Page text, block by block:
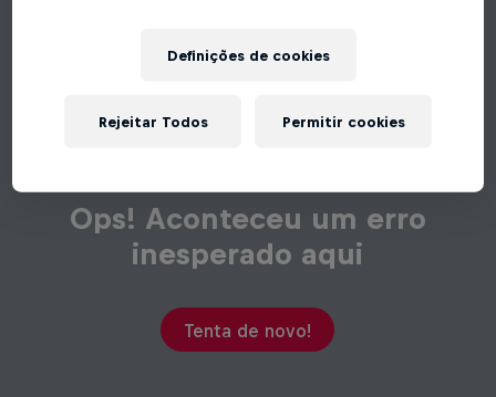
Ops! Aconteceu um erro
inesperado aqui
Tenta de novo!
Definições de cookies
Rejeitar Todos Permitir cookies